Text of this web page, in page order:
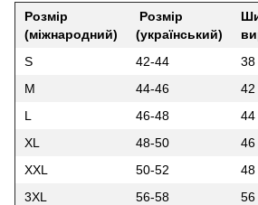
Розмір
(міжнародний)
Розмір
(український)
S
42-44 38
M
44-46 42
L
46-48 44
XL
48-50 46
XXL
50-52 48
3XL
56-58 56